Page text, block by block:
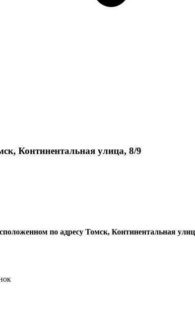
Континентальная улица, 8/9
по адресу Томск, Континентальная